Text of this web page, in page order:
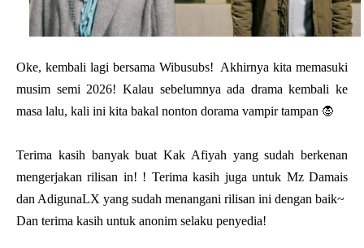
Oke, kembali lagi bersama Wibusubs! Akhirnya kita memasuki
musim semi 2026! Kalau sebelumnya ada drama kembali ke
masa lalu, kali ini kita bakal nonton dorama vampir tampan 🧛
Terima kasih banyak buat Kak Afiyah yang sudah berkenan
mengerjakan rilisan in! ! Terima kasih juga untuk Mz Damais
dan AdigunaLX yang sudah menangani rilisan ini dengan baik~
Dan terima kasih untuk anonim selaku penyedia!